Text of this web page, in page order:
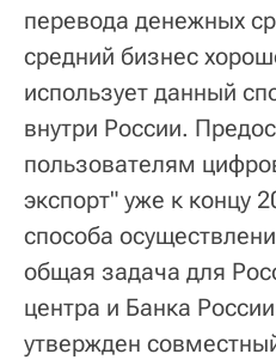
перевода денежных
средний бизнес
использует данный
внутри России.
пользователям
экспорт" уже к концу
способа
общая задача для
центра и Банка
утвержден